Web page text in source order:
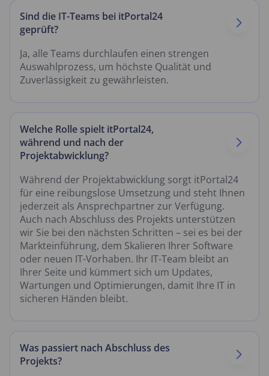
Sind die IT-Teams bei itPortal24
geprüft?
Ja, alle Teams durchlaufen einen strengen
Auswahlprozess, um höchste Qualität und
Zuverlässigkeit zu gewährleisten.
Welche Rolle spielt itPortal24,
während und nach der
Projektabwicklung?
Während der Projektabwicklung sorgt itPortal24
für eine reibungslose Umsetzung und steht Ihnen
jederzeit als Ansprechpartner zur Verfügung.
Auch nach Abschluss des Projekts unterstützen
wir Sie bei den nächsten Schritten – sei es bei der
Markteinführung, dem Skalieren Ihrer Software
oder neuen IT-Vorhaben. Ihr IT-Team bleibt an
Ihrer Seite und kümmert sich um Updates,
Wartungen und Optimierungen, damit Ihre IT in
sicheren Händen bleibt.
Was passiert nach Abschluss des
Projekts?